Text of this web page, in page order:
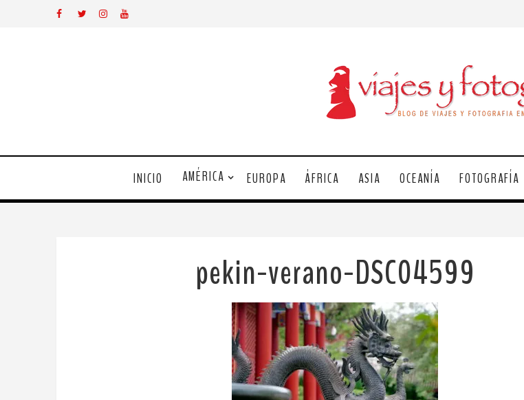
INICIO AMÉRICA EUROPA ÁFRICA ASIA OCEANÍA FOTOGRAFÍA
pekin-verano-DSC04599